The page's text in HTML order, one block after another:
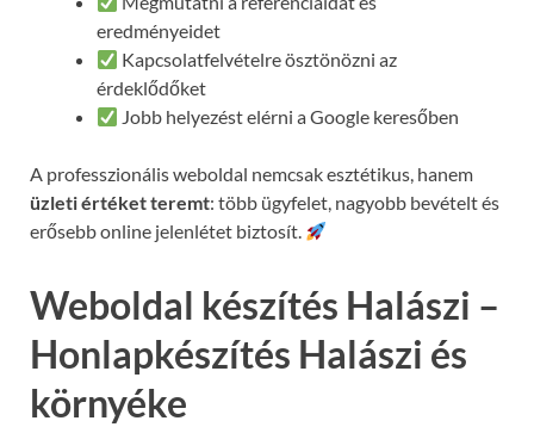
eredményeidet
Kapcsolatfelvételre ösztönözni az
érdeklődőket
Jobb helyezést elérni a Google keresőben
A professzionális weboldal nemcsak esztétikus, hanem
üzleti értéket teremt: több ügyfelet, nagyobb bevételt és
erősebb online jelenlétet biztosít.
Weboldal készítés Halászi –
Honlapkészítés Halászi és
környéke